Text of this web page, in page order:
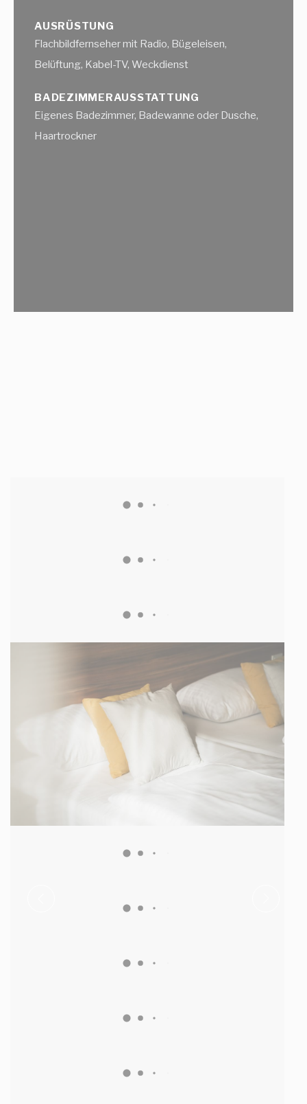
AUSRÜSTUNG
Flachbildfernseher mit Radio, Bügeleisen,
Belüftung, Kabel-TV, Weckdienst
BADEZIMMERAUSSTATTUNG
Eigenes Badezimmer, Badewanne oder Dusche,
Haartrockner